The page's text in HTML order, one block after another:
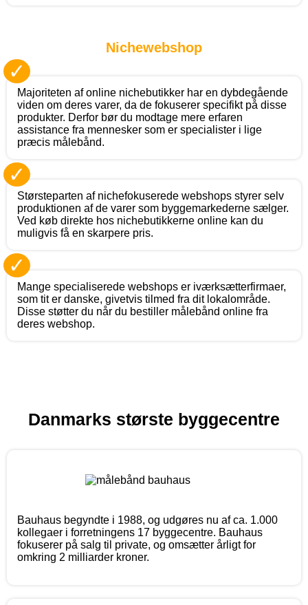
Nichewebshop
✓
Majoriteten af online nichebutikker har en dybdegående
viden om deres varer, da de fokuserer specifikt på disse
produkter. Derfor bør du modtage mere erfaren
assistance fra mennesker som er specialister i lige
præcis målebånd.
✓
Størsteparten af nichefokuserede webshops styrer selv
produktionen af de varer som byggemarkederne sælger.
Ved køb direkte hos nichebutikkerne online kan du
muligvis få en skarpere pris.
✓
Mange specialiserede webshops er iværksætterfirmaer,
som tit er danske, givetvis tilmed fra dit lokalområde.
Disse støtter du når du bestiller målebånd online fra
deres webshop.
Danmarks største byggecentre
Bauhaus begyndte i 1988, og udgøres nu af ca. 1.000
kollegaer i forretningens 17 byggecentre. Bauhaus
fokuserer på salg til private, og omsætter årligt for
omkring 2 milliarder kroner.